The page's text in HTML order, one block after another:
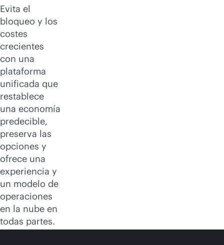
Evita el
bloqueo y los
costes
crecientes
con una
plataforma
unificada que
restablece
una economía
predecible,
preserva las
opciones y
ofrece una
experiencia y
un modelo de
operaciones
en la nube en
todas partes.